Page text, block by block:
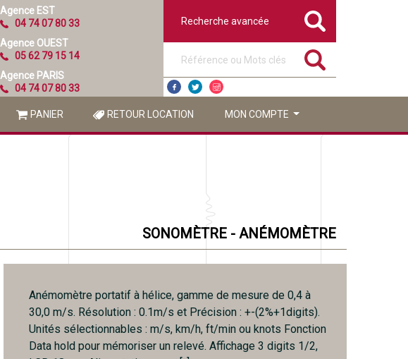
Agence EST
04 74 07 80 33
Agence OUEST
05 62 79 15 14
Agence PARIS
04 74 07 80 33
Recherche avancée
PANIER RETOUR LOCATION MON COMPTE
SONOMÈTRE - ANÉMOMÈTRE
Anémomètre portatif à hélice, gamme de mesure de 0,4 à
30,0 m/s. Résolution : 0.1m/s et Précision : +-(2%+1digits).
Unités sélectionnables : m/s, km/h, ft/min ou knots Fonction
Data hold pour mémoriser un relevé. Affichage 3 digits 1/2,